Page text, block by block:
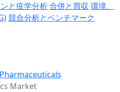
と疫学分析合併と買収 環境、
競合分析とベンチマーク
Market